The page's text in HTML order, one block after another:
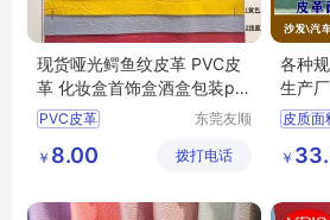
现货哑光鳄鱼纹皮革 PVC皮
革 化妆盒首饰盒酒盒包装pv
c仿皮革
PVC皮革
化妆盒PVC皮革
首饰盒皮革
东莞友顺
限公司
￥ 8.00 拨打电话
各种
生产
皮质面
皮革面
￥